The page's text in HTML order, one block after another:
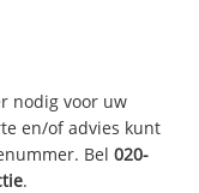
nodig voor uw
en/of advies kunt
Bel020-
.